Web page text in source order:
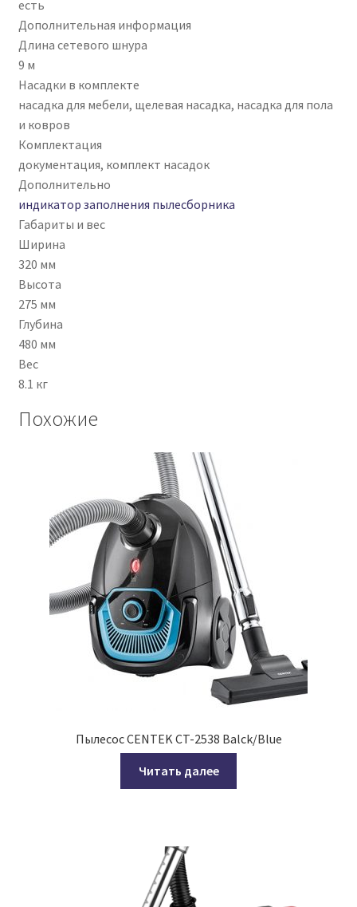
есть
Дополнительная информация
Длина сетевого шнура
9 м
Насадки в комплекте
насадка для мебели, щелевая насадка, насадка для пола
и ковров
Комплектация
документация, комплект насадок
Дополнительно
индикатор заполнения пылесборника
Габариты и вес
Ширина
320 мм
Высота
275 мм
Глубина
480 мм
Вес
8.1 кг
Похожие
Пылесос CENTEK CT-2538 Balck/Blue
Читать далее